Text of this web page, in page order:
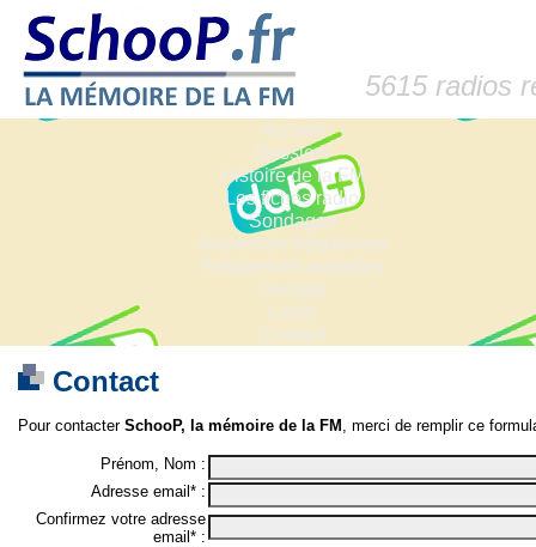
5615 radios
Accueil
Dossiers
Histoire de la FM
Les fiches radio
Sondages
Anciennes fréquences
Fréquences actuelles
Lexique
Liens
Contact
Contact
Pour contacter SchooP, la mémoire de la FM , merci de remplir ce
Prénom, Nom :
Adresse email* :
Confirmez votre adresse
email* :